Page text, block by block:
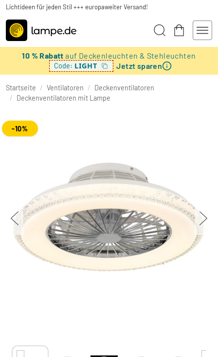
Lichtideen für jeden Stil +++ europaweiter Versand!
10 % Rabattauf Deckenleuchten & Stehleuchten
Code: LIGHT Jetzt sparen
Startseite / Ventilatoren / Deckenventilatoren
/ Deckenventilatoren mit Lampe
-10%